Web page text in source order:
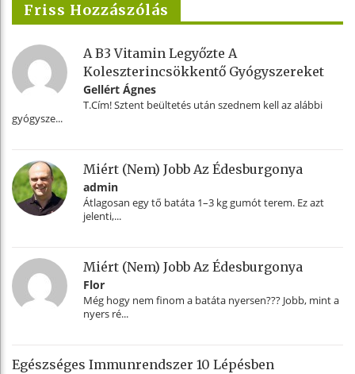
Friss Hozzászólás
A B3 Vitamin Legyőzte A
Koleszterincsökkentő Gyógyszereket
Gellért Ágnes
T.Cím! Sztent beültetés után szednem kell az alábbi
gyógysze...
Miért (nem) Jobb Az Édesburgonya
admin
Átlagosan egy tő batáta 1–3 kg gumót terem. Ez azt
jelenti,...
Miért (nem) Jobb Az Édesburgonya
Flor
Még hogy nem finom a batáta nyersen??? Jobb, mint a
nyers ré...
Egészséges Immunrendszer 10 Lépésben